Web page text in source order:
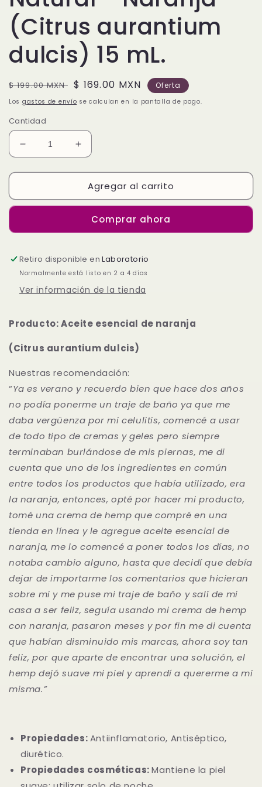
(Citrus aurantium
dulcis) 15 mL.
Precio
habitual
$ 199.00 MXN
Precio
de
$ 169.00 MXN Oferta
Los gastos de envío se calculan en la pantalla de pago.
Cantidad
Reducir
cantidad
para
DROP
Aceite
Natural
-
Naranja
(Citrus
dulcis)
mL.
Aumentar
cantidad
para
HEALTH
DROP
Aceite
Natural
-
Naranja
(Citrus
dulcis)
mL.
Agregar al carrito
Comprar ahora
Retiro disponible enLaboratorio
Normalmente está listo en 2 a 4 días
Ver información de la tienda
Producto: Aceite esencial de naranja
(Citrus aurantium dulcis)
Nuestras recomendación:
“Ya es verano y recuerdo bien que hace dos años
no podía ponerme un traje de baño ya que me
daba vergüenza por mi celulitis, comencé a usar
de todo tipo de cremas y geles pero siempre
terminaban burlándose de mis piernas, me di
cuenta que uno de los ingredientes en común
entre todos los productos que había utilizado, era
la naranja, entonces, opté por hacer mi producto,
tomé una crema de hemp que compré en una
tienda en línea y le agregue aceite esencial de
naranja, me lo comencé a poner todos los días, no
notaba cambio alguno, hasta que decidí que debía
dejar de importarme los comentarios que hicieran
sobre mi y me puse mi traje de baño y salí de mi
casa a ser feliz, seguía usando mi crema de hemp
con naranja, pasaron meses y por fin me di cuenta
que habían disminuido mis marcas, ahora soy tan
feliz, por que aparte de encontrar una solución, el
hemp dejó suave mi piel y aprendí a quererme a mi
misma.”
Propiedades:Antiinflamatorio, Antiséptico,
diurético.
Propiedades cosméticas:Mantiene la piel